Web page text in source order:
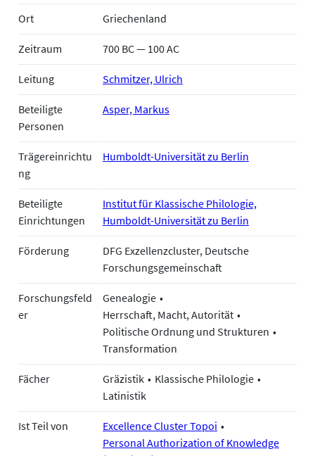
Ort Griechenland
Zeitraum 700 BC — 100 AC
Leitung Schmitzer, Ulrich
Beteiligte
Personen
Asper, Markus
Trägereinrichtu
ng
Humboldt-Universität zu Berlin
Beteiligte
Einrichtungen
Institut für Klassische Philologie,
Humboldt-Universität zu Berlin
Förderung
DFG Exzellenzcluster, Deutsche
Forschungsgemeinschaft
Forschungsfeld
er
Genealogie
Herrschaft, Macht, Autorität
Politische Ordnung und Strukturen
Transformation
Fächer Gräzistik
Klassische Philologie
Latinistik
Ist Teil von
Excellence Cluster Topoi
Personal Authorization of Knowledge